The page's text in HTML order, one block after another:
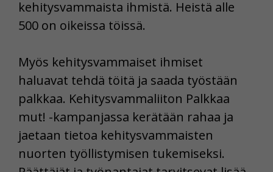
kehitysvammaista ihmistä. Heistä alle
500 on oikeissa töissä.
Myös kehitysvammaiset ihmiset
haluavat tehdä töitä ja saada työstään
palkkaa. Kehitysvammaliiton Palkkaa
mut! -kampanjassa kerätään rahaa ja
jaetaan tietoa kehitysvammaisten
nuorten työllistymisen tukemiseksi.